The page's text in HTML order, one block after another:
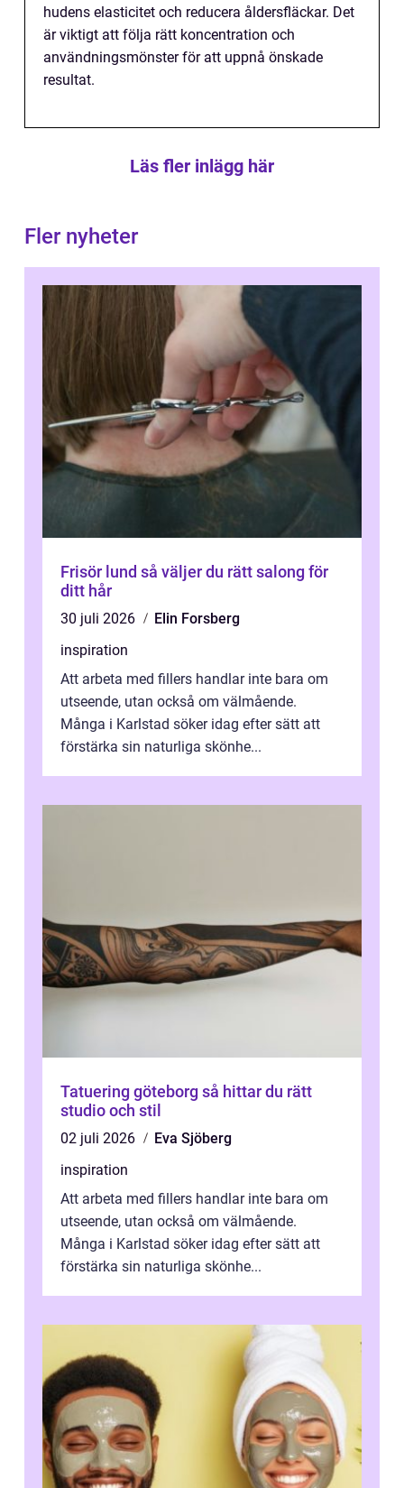
hudens elasticitet och reducera åldersfläckar. Det
är viktigt att följa rätt koncentration och
användningsmönster för att uppnå önskade
resultat.
Läs fler inlägg här
Fler nyheter
Frisör lund så väljer du rätt salong för
ditt hår
30 juli 2026
Elin Forsberg
inspiration
Att arbeta med fillers handlar inte bara om
utseende, utan också om välmående.
Många i Karlstad söker idag efter sätt att
förstärka sin naturliga skönhe...
Tatuering göteborg så hittar du rätt
studio och stil
02 juli 2026
Eva Sjöberg
inspiration
Att arbeta med fillers handlar inte bara om
utseende, utan också om välmående.
Många i Karlstad söker idag efter sätt att
förstärka sin naturliga skönhe...